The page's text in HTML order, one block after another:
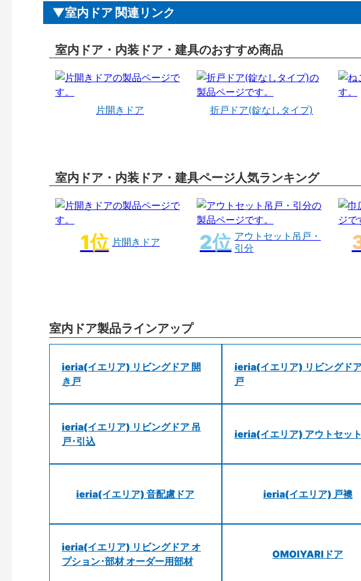
室内ドア 関連リンク
室内ドア・内装ドア・建具のおすすめ商品
片開きドア 折戸ドア(錠なしタイプ)
室内ドア・内装ドア・建具ページ人気ランキング
片開きドア
アウトセット吊戸・
引分
室内ドア製品ラインアップ
ieria(イエリア) リビングドア 開
き戸
ieria(イエリア) リビングド
戸
ieria(イエリア) リビングドア 吊
戸･引込
ieria(イエリア) アウトセッ
ieria(イエリア) 音配慮ドア ieria(イエリア) 戸襖
ieria(イエリア) リビングドア オ
プション･部材 オーダー用部材
OMOIYARIドア